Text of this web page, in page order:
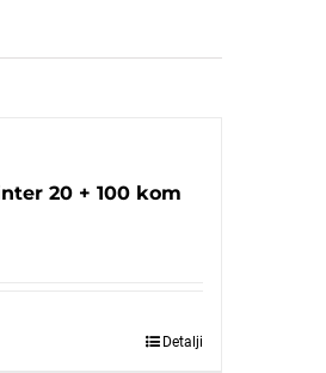
20 + 100 kom
Detalji